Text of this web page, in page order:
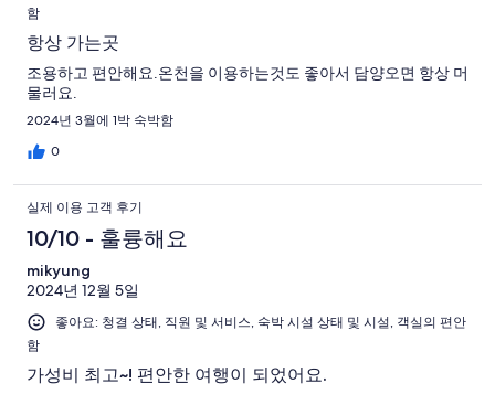
함
항상 가는곳
조용하고 편안해요.온천을 이용하는것도 좋아서 담양오면 항상 머
물러요.
2024년 3월에 1박 숙박함
0
실제 이용 고객 후기
10/10 - 훌륭해요
mikyung
2024년 12월 5일
좋아요: 청결 상태, 직원 및 서비스, 숙박 시설 상태 및 시설, 객실의 편안
함
가성비 최고~! 편안한 여행이 되었어요.